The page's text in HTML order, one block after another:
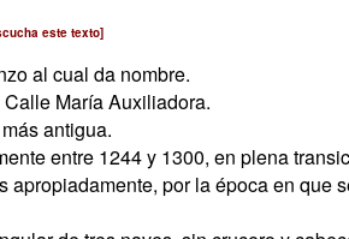
este texto]
al cual da nombre.
María Auxiliadora.
antigua.
entre 1244 y 1300, en plena
por la época en que